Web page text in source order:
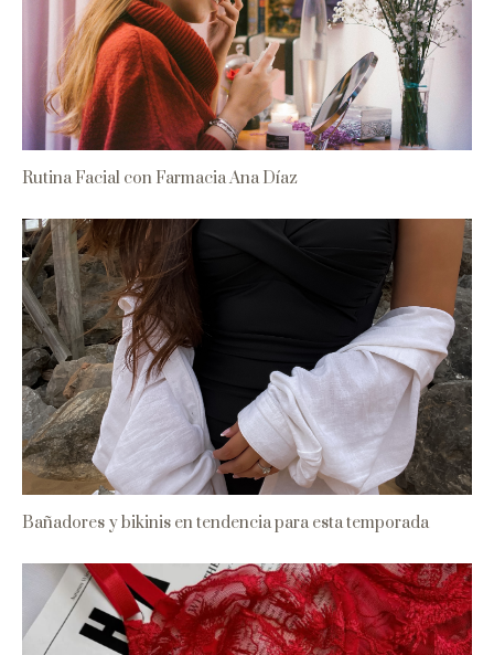
Rutina Facial con Farmacia Ana Díaz
Bañadores y bikinis en tendencia para esta temporada